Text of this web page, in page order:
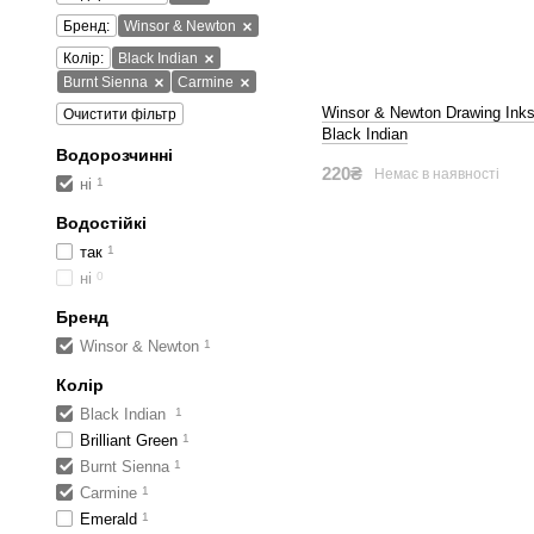
Winsor & Newton Drawing
Black Indian
220₴ Немає в наявності
Бренд:
Winsor & Newton
Колір:
Black Indian
Burnt Sienna
Carmine
Очистити фільтр
Водорозчинні
ні 1
Водостійкі
так 1
ні 0
Бренд
Winsor & Newton 1
Колір
Black Indian 1
Brilliant Green 1
Burnt Sienna 1
Carmine 1
Emerald 1